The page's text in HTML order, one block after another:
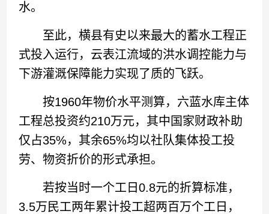
水。
至此，横县有史以来最大的蓄水工程正
式投入运行，云表江流域的洪水调控能力与
下游灌溉保障能力实现了质的飞跃。
按1960年物价水平测算，六蓝水库主体
工程总投资约210万元，其中国家财政补助
仅占35%，其余65%均以社队集体投工投
劳、物资折价的形式承担。
若按当时一个工日0.8元的折算标准，
3.5万民工两年累计投工超两百万个工日，